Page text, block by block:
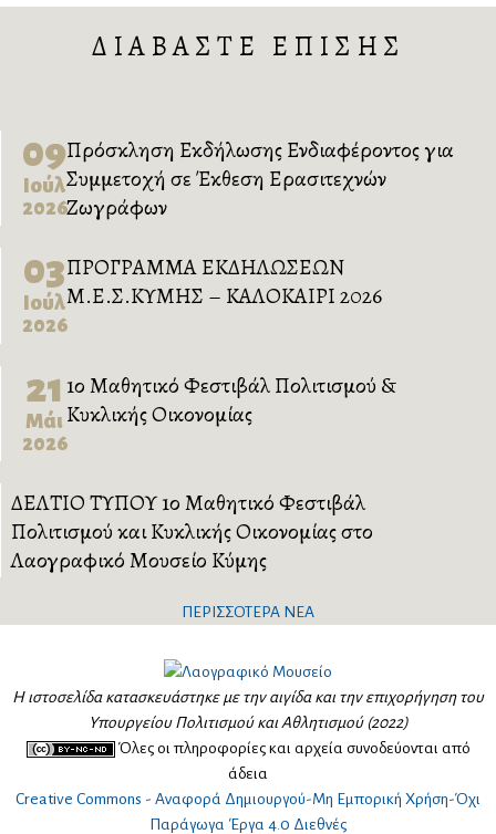
ΔΙΑΒΑΣΤΕ ΕΠΙΣΗΣ
09
Ιούλ
2026
Πρόσκληση Εκδήλωσης Ενδιαφέροντος για
Συμμετοχή σε Έκθεση Ερασιτεχνών
Ζωγράφων
03
Ιούλ
2026
ΠΡΟΓΡΑΜΜΑ ΕΚΔΗΛΩΣΕΩΝ
Μ.Ε.Σ.ΚΥΜΗΣ – ΚΑΛΟΚΑΙΡΙ 2026
21
Μάι
2026
1ο Μαθητικό Φεστιβάλ Πολιτισμού &
Κυκλικής Οικονομίας
ΔΕΛΤΙΟ ΤΥΠΟΥ 1ο Μαθητικό Φεστιβάλ
Πολιτισμού και Κυκλικής Οικονομίας στο
Λαογραφικό Μουσείο Κύμης
ΠΕΡΙΣΣΟΤΕΡΑ ΝΕΑ
Η ιστοσελίδα κατασκευάστηκε με την αιγίδα και την επιχορήγηση του
Υπουργείου Πολιτισμού και Αθλητισμού (2022)
Όλες οι πληροφορίες και αρχεία συνοδεύονται από
άδεια
Creative Commons - Αναφορά Δημιουργού-Μη Εμπορική Χρήση-Όχι
Παράγωγα Έργα 4.0 Διεθνές